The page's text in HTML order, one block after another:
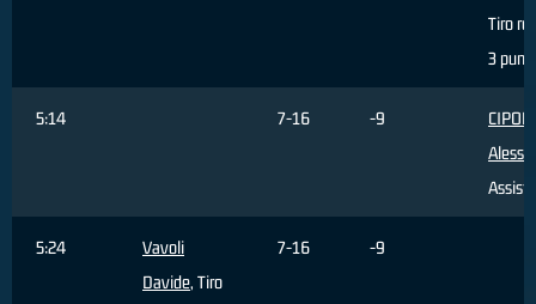
Tiro
3 punti
5:14 7-16 -9
Assist
5:24
Vavoli
Davide, Tiro
7-16 -9